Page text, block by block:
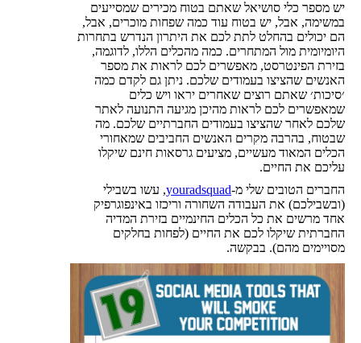
יש מספר כלי סושיאל שאתם בטוח מכירים שמסייעים
במשימה, אבל, יש בטוח עוד כמה שפחות מוכרים, אבל,
הם יכולים בהחלט לתת לכם את היתרון הנדרש בתחרות
היומיומית מול המתחרים. כמה מהכלים הללו, לדוגמה,
בזירת הפינטרסט, מאפשרים לכם לראות את מספר
האנשים שהציצו בעמודים שלכם. ניתן גם לקדם כמה
׳סיכות׳ שאתם רוצים שאחרים יראו ויש כלים
שמאפשרים לכם לראות מהיכן מגיעה התנועה לאתר
שלכם לאחר שהציצו בעמודים החברתיים שלכם. מה
שבטוח, בהרבה מקרים האנשים החביבים שמאחורי
הכלים המאוד מעשיים, מציעים גרסאות חינם שיקלו
עליכם את החיים.
החברים הטובים שלי מ-youradsquad, עשו בשבילי
(ובשבילכם) את העבודה השחורה וריכזו באינפוגרפיק
אחד מרשים את כל הכלים החינמיים בזירת המדיה
החברתית שיקלו לכם את החיים (לפחות בחלקים
מסויימים מהם). בבקשה.